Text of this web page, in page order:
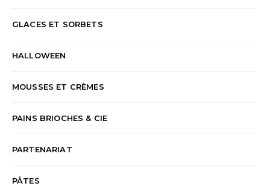
GLACES ET SORBETS
HALLOWEEN
MOUSSES ET CRÈMES
PAINS BRIOCHES & CIE
PARTENARIAT
PÂTES